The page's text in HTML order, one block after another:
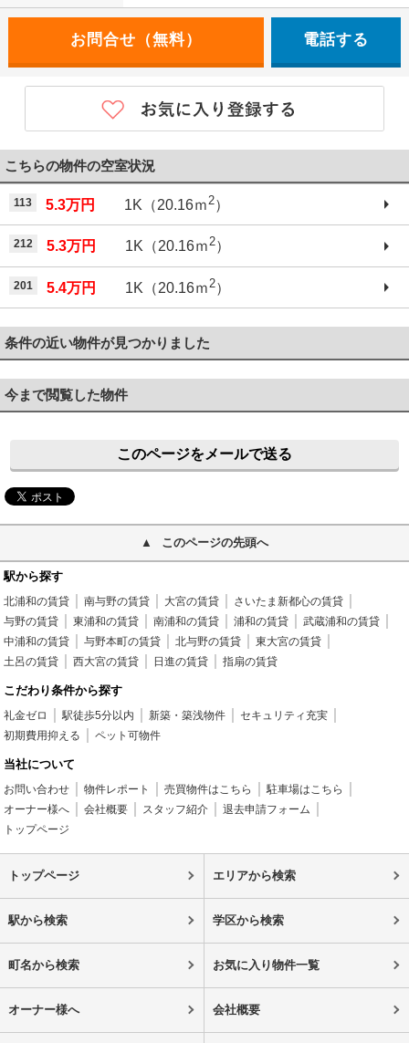
電話する
こちらの物件の空室状況
113 5.3万円 1K（20.16ｍ 2）
212 5.3万円 1K（20.16ｍ2）
201 5.4万円 1K（20.16ｍ 2）
条件の近い物件が見つかりました
今まで閲覧した物件
このページをメールで送る
このページの先頭へ
駅から探す
北浦和の賃貸 南与野の賃貸 大宮の賃貸
さいたま新都心の賃貸
与野の賃貸
東浦和の賃貸 南浦和の賃貸 浦和の賃貸
武蔵浦和の賃貸
中浦和の賃貸
与野本町の賃貸 北与野の賃貸
東大宮の賃貸
土呂の賃貸
西大宮の賃貸 日進の賃貸 指扇の賃貸
こだわり条件から探す
礼金ゼロ 駅徒歩5分以内 新築・築浅物件
セキュリティ充実
初期費用抑える
ペット可物件
当社について
お問い合わせ 物件レポート 売買物件はこちら
駐車場はこちら
オーナー様へ
会社概要 スタッフ紹介
退去申請フォーム
トップページ
トップページ エリアから検索
駅から検索 学区から検索
町名から検索 お気に入り物件一覧
オーナー様へ 会社概要